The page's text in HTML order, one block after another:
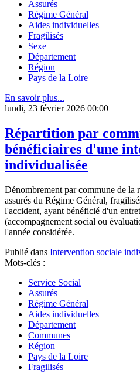
Assurés
Régime Général
Aides individuelles
Fragilisés
Sexe
Département
Région
Pays de la Loire
En savoir plus...
lundi, 23 février 2026 00:00
Répartition par
bénéficiaires d'une
individualisée
Dénombrement par commune de la
assurés du Régime Général,
l'accident, ayant bénéficié d'un
(accompagnement social ou
l'année considérée.
Publié dans Intervention sociale
Mots-clés :
Service Social
Assurés
Régime Général
Aides individuelles
Département
Communes
Région
Pays de la Loire
Fragilisés